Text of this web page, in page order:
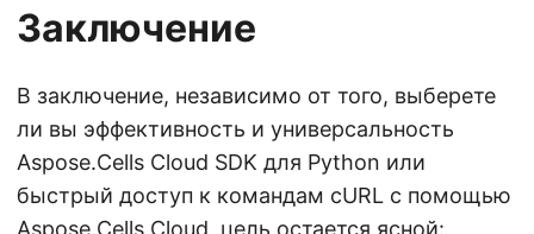
Заключение
В заключение, независимо от того, выберете
ли вы эффективность и универсальность
Aspose.Cells Cloud SDK для Python или
быстрый доступ к командам cURL с помощью
Aspose.Cells Cloud, цель остается ясной: